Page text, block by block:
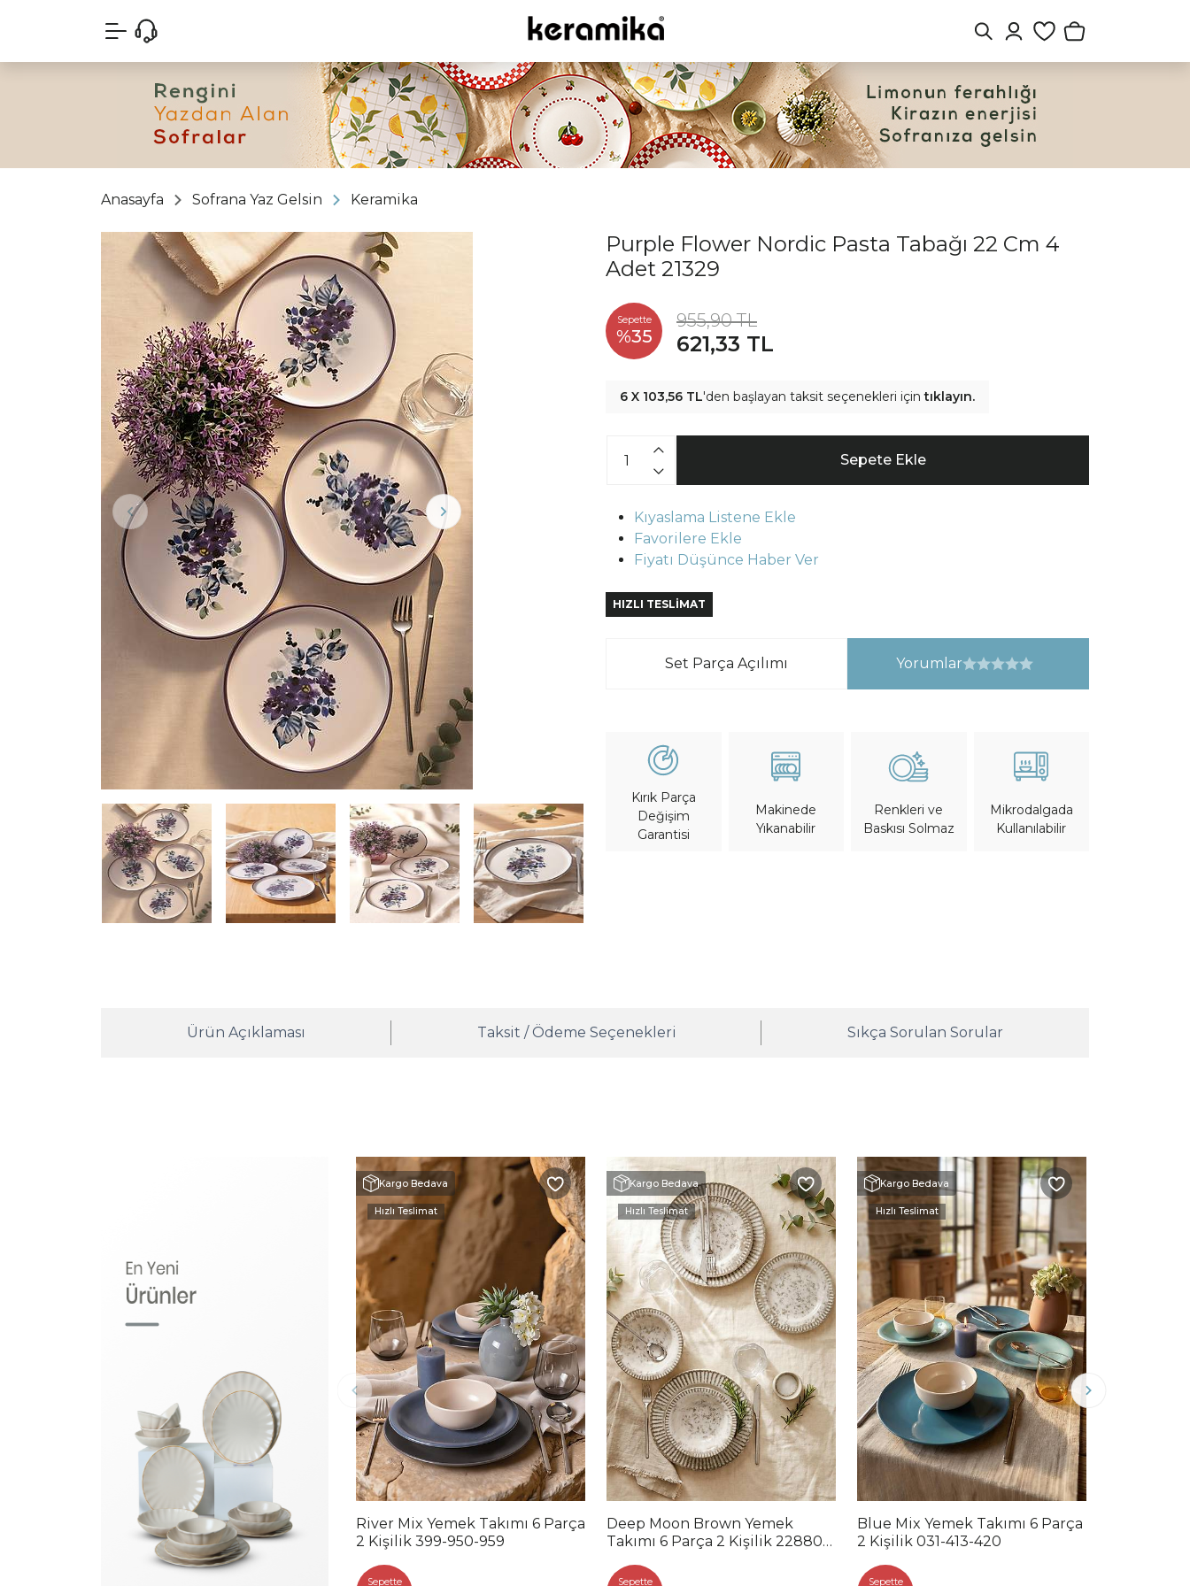
Anasayfa Sofrana Yaz Gelsin Keramika
Purple Flower Nordic Pasta Tabağı 22 Cm 4
Adet 21329
Sepette
%35
955,90 TL
621,33 TL
6 X 103,56 TL'den başlayan taksit seçenekleri içintıklayın.
Sepete Ekle
Kıyaslama Listene Ekle
Favorilere Ekle
Fiyatı Düşünce Haber Ver
HIZLI TESLİMAT
Set Parça Açılımı Yorumlar
Kırık Parça
Değişim
Garantisi
Makinede
Yıkanabilir
Renkleri ve
Baskısı Solmaz
Mikrodalgada
Kullanılabilir
Ürün Açıklaması Taksit / Ödeme Seçenekleri Sıkça Sorulan Sorular
Kargo Bedava
Hızlı Teslimat
River Mix Yemek Takımı 6 Parça
2 Kişilik 399-950-959
Sepette
Kargo Bedava
Hızlı Teslimat
Deep Moon Brown Yemek
Takımı 6 Parça 2 Kişilik 22880-
Sepette
Kargo Bedava
Hızlı Teslimat
Blue Mix Yemek Takımı 6 Parça
2 Kişilik 031-413-420
Sepette